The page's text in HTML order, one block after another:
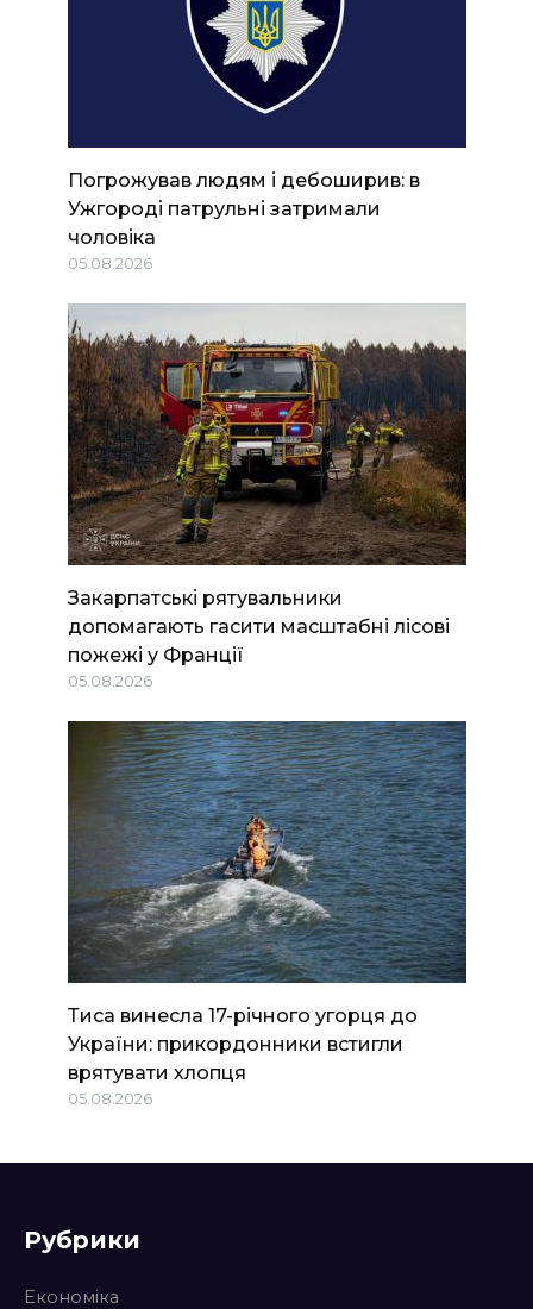
Погрожував людям і дебоширив: в
Ужгороді патрульні затримали
чоловіка
05.08.2026
Закарпатські рятувальники
допомагають гасити масштабні лісові
пожежі у Франції
05.08.2026
Тиса винесла 17-річного угорця до
України: прикордонники встигли
врятувати хлопця
05.08.2026
Рубрики
Економіка